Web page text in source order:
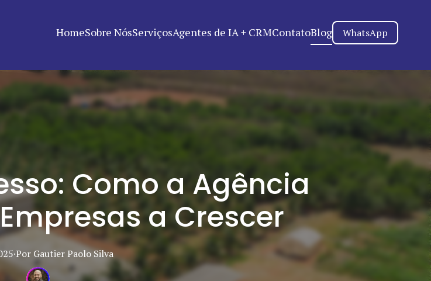
HomeSobre NósServiçosAgentes de IA + CRMContatoBlog WhatsApp
Como a Agência
a Crescer
·Por Gautier PaoloSilva